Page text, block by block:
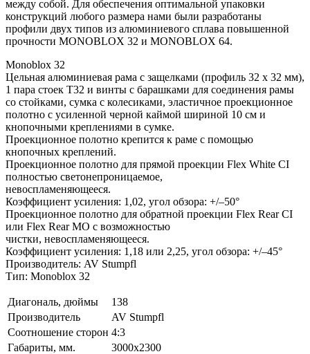
между собой. Для обеспечения оптимальной упаковки
конструкций любого размера нами были разработаны
профили двух типов из алюминиевого сплава повышенной
прочности MONOBLOX 32 и MONOBLOX 64.
Monoblox 32
Цельная алюминиевая рама с защелками (профиль 32 x 32 мм),
1 пара стоек T32 и винты с барашками для соединения рамы
со стойками, сумка с колесиками, эластичное проекционное
полотно с усиленной черной каймой шириной 10 см и
кнопочными креплениями в сумке.
Проекционное полотно крепится к раме с помощью
кнопочных креплений.
Проекционное полотно для прямой проекции Flex White CI
полностью светонепроницаемое,
невоспламеняющееся.
Коэффициент усиления: 1,02, угол обзора: +/–50°
Проекционное полотно для обратной проекции Flex Rear CI
или Flex Rear MO с возможностью
чистки, невоспламеняющееся.
Коэффициент усиления: 1,18 или 2,25, угол обзора: +/–45°
Производитель: AV Stumpfl
Тип: Monoblox 32
Диагональ, дюймы
138
Производитель
AV Stumpfl
Соотношение сторон 4:3
Габариты, мм.
3000x2300